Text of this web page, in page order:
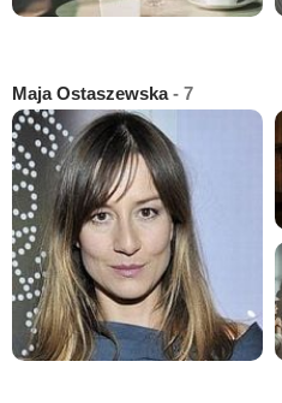
Maja Ostaszewska- 7